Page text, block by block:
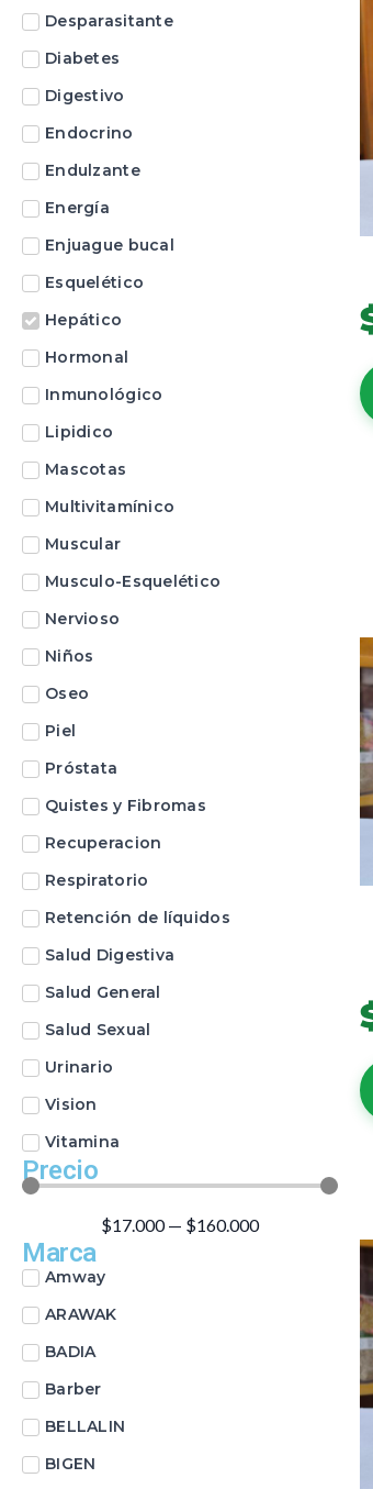
Desparasitante
Diabetes
Digestivo
Endocrino
Endulzante
Energía
Enjuague bucal
Esquelético
Hepático
Hormonal
Inmunológico
Lipidico
Mascotas
Multivitamínico
Muscular
Musculo-Esquelético
Nervioso
Niños
Oseo
Piel
Próstata
Quistes y Fibromas
Recuperacion
Respiratorio
Retención de líquidos
Salud Digestiva
Salud General
Salud Sexual
Urinario
Vision
Vitamina
Precio
$17.000— $160.000
Marca
Amway
ARAWAK
BADIA
Barber
BELLALIN
BIGEN